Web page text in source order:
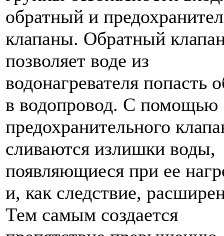
обратный и
клапаны. Обратный
позволяет воде из
водонагревателя попасть
в водопровод. С помощью
предохранительного
сливаются излишки воды,
появляющиеся при ее
и, как следствие,
Тем самым создается